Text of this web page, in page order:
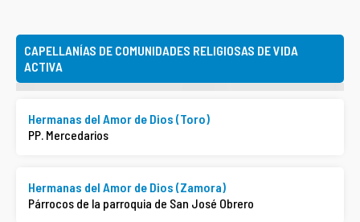
CAPELLANÍAS DE COMUNIDADES RELIGIOSAS DE VIDA
ACTIVA
Hermanas del Amor de Dios (Toro)
PP. Mercedarios
Hermanas del Amor de Dios (Zamora)
Párrocos de la parroquia de San José Obrero